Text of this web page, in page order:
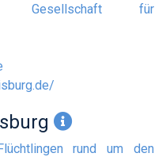
für
rund um den